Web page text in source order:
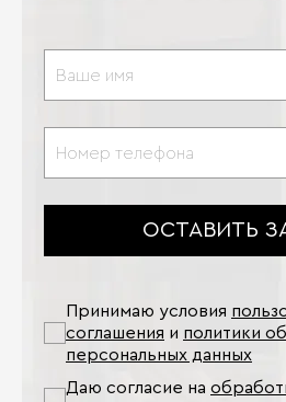
ОСТАВИТЬ
Принимаю условия
соглашения и политики
персональных данных
Даю согласие на